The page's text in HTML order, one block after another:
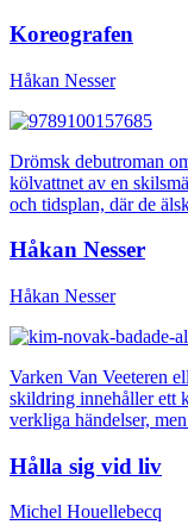
Koreografen
Håkan Nesser
Drömsk debutroman
kölvattnet av en
och tidsplan, där de
Håkan Nesser
Håkan Nesser
Varken Van Veeteren
skildring innehåller ett
verkliga händelser,
Hålla sig vid liv
Michel Houellebecq